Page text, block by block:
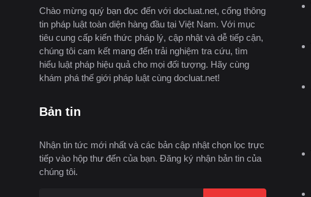
Chào mừng quý bạn đọc đến với docluat.net, cổng thông
tin pháp luật toàn diện hàng đầu tại Việt Nam. Với mục
tiêu cung cấp kiến thức pháp lý, cập nhật và dễ tiếp cận,
chúng tôi cam kết mang đến trải nghiệm tra cứu, tìm
hiểu luật pháp hiệu quả cho mọi đối tượng. Hãy cùng
khám phá thế giới pháp luật cùng docluat.net!
Bản tin
Nhận tin tức mới nhất và các bản cập nhật chọn lọc trực
tiếp vào hộp thư đến của bạn. Đăng ký nhận bản tin của
chúng tôi.